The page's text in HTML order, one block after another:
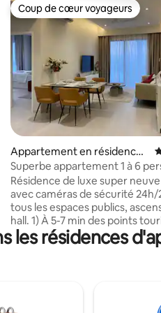
sur 5
sur la base de 498
Coup de cœur voyageurs
Coup de cœur voyageurs
Appartement en résidence ⋅
Cheras
Superbe appartement 1 à 6
TRX KLCC IKEA
Résidence de luxe super
avec caméras de sécurité 24h/
tous les espaces publics,
hall. 1) À 5-7 min des points touristiques
et des restaurants célèbres
TREC !!! 2) Vue parfaite directement en
les résidences